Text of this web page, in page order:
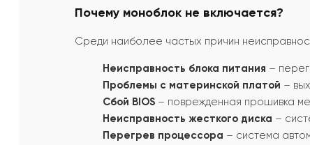
Почему моноблок не включается?
Среди наиболее частых причин
Неисправность блока питания –
Проблемы с материнской платой –
Сбой BIOS – поврежденная прошивка
Неисправность жесткого диска –
Перегрев процессора – система